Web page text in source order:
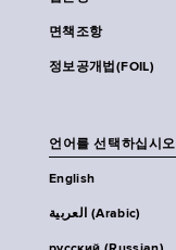
면책조항
정보공개법(FOIL)
언어를 선택하십시오
English
العربية (Arabic)